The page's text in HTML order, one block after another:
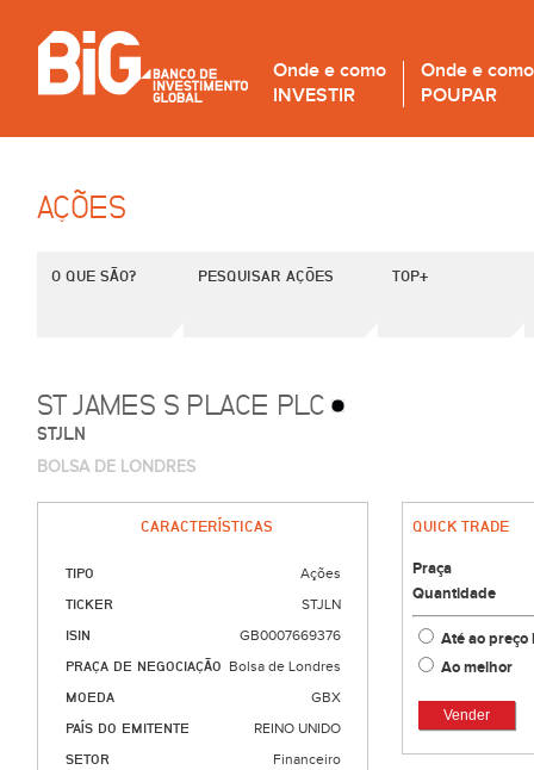
Onde e como
INVESTIR
Onde e como
POUPAR
AÇÕES
O QUE SÃO? PESQUISAR AÇÕES TOP+
ST JAMES S PLACE PLC
STJLN
BOLSA DE LONDRES
CARACTERÍSTICAS
TIPO Ações
TICKER STJLN
ISIN GB0007669376
PRAÇA DE NEGOCIAÇÃO Bolsa de Londres
MOEDA GBX
PAÍS DO EMITENTE REINO UNIDO
SETOR Financeiro
QUICK TRADE
Praça
Quantidade
Até ao
Ao melhor
Vender